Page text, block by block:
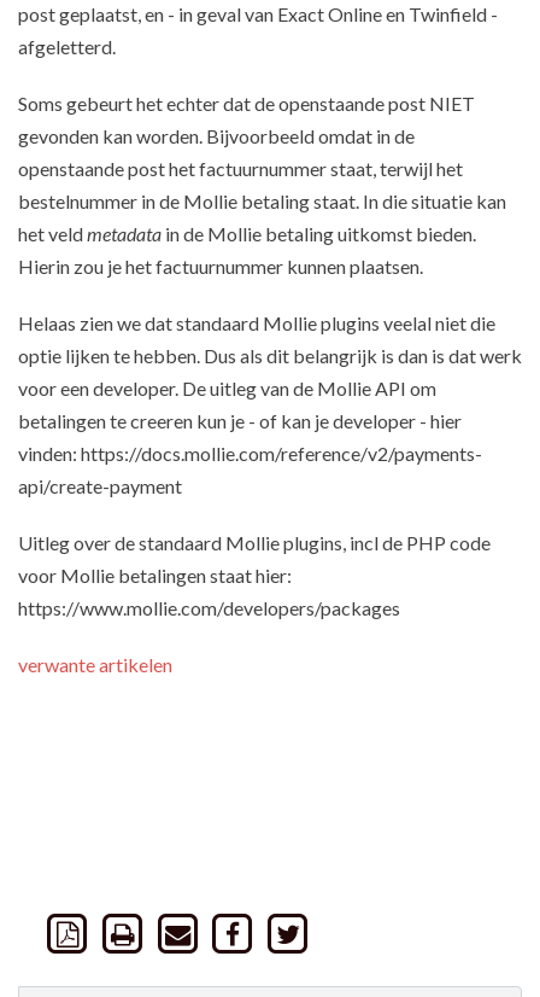
post geplaatst, en - in geval van Exact Online en Twinfield -
afgeletterd.
Soms gebeurt het echter dat de openstaande post NIET
gevonden kan worden. Bijvoorbeeld omdat in de
openstaande post het factuurnummer staat, terwijl het
bestelnummer in de Mollie betaling staat. In die situatie kan
het veldmetadata in de Mollie betaling uitkomst bieden.
Hierin zou je het factuurnummer kunnen plaatsen.
Helaas zien we dat standaard Mollie plugins veelal niet die
optie lijken te hebben. Dus als dit belangrijk is dan is dat werk
voor een developer. De uitleg van de Mollie API om
betalingen te creeren kun je - of kan je developer - hier
vinden: https://docs.mollie.com/reference/v2/payments-
api/create-payment
Uitleg over de standaard Mollie plugins, incl de PHP code
voor Mollie betalingen staat hier:
https://www.mollie.com/developers/packages
verwante artikelen